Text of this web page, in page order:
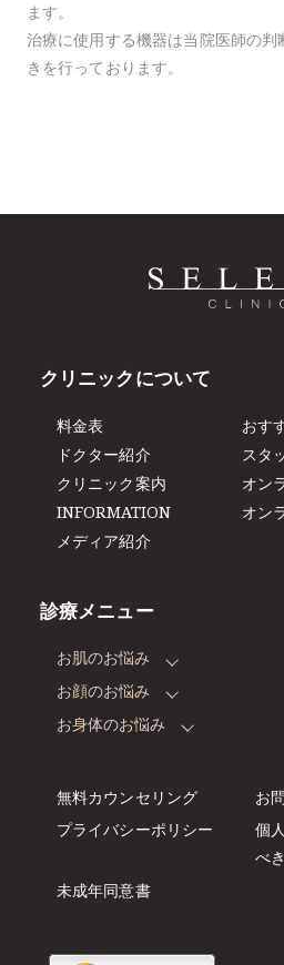
ます。
治療に使用する機器は当院医師の
きを行っております。
クリニックについて
料金表
ドクター紹介
クリニック案内
INFORMATION
メディア紹介
おす
スタ
オン
オン
診療メニュー
お肌のお悩み
お顔のお悩み
お身体のお悩み
無料カウンセリング
お
プライバシーポリシー
個
べき
未成年同意書